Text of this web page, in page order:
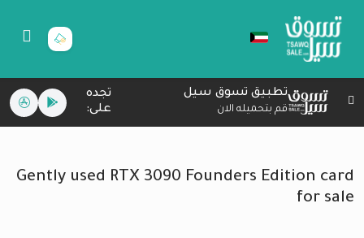
تطبيق تسوق سيل
قم بتحميله الان
تجده
على:
Gently used RTX 3090 Founders Edition card
for sale